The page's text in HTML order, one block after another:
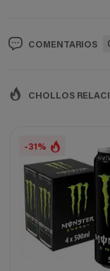
COMENTARIOS
CHOLLOS
-31%